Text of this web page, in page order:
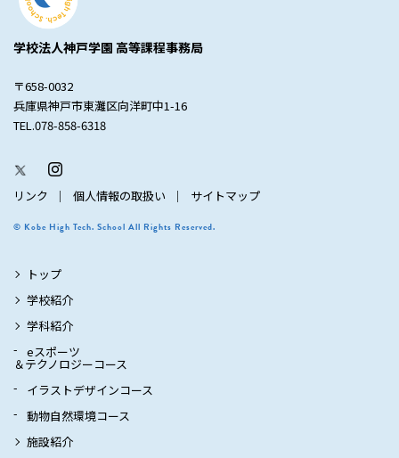
学校法人神戸学園 高等課程事務局
〒658-0032
兵庫県神戸市東灘区向洋町中1-16
TEL.078-858-6318
リンク 個人情報の取扱い サイトマップ
© Kobe High Tech. School All Rights Reserved.
トップ
学校紹介
学科紹介
eスポーツ
＆テクノロジーコース
イラストデザインコース
動物自然環境コース
施設紹介